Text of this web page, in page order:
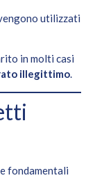
utilizzati
in molti casi
illegittimo.
fondamentali